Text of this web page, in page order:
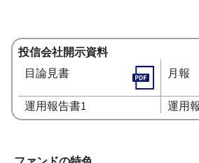
投信会社開示資料
目論見書
月報
運用報告書1 運用